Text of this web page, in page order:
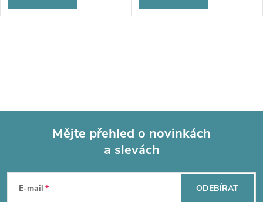
Mějte přehled o novinkách
a slevách
E-mail ODEBÍRAT